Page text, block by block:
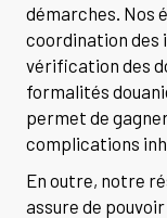
démarches. Nos
coordination des
vérification des
formalités
permet de
complications
En outre, notre
assure de